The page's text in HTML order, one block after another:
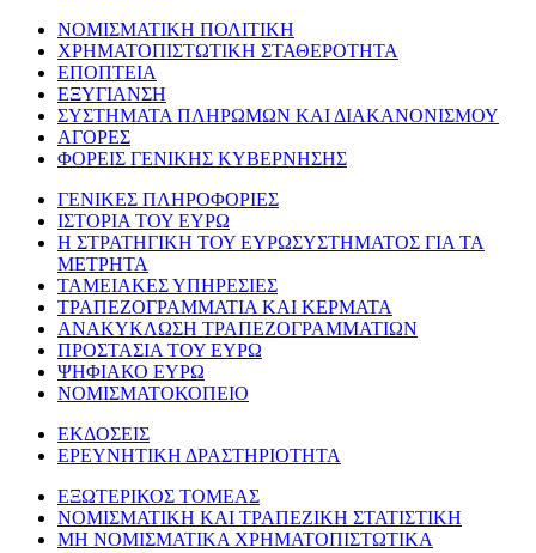
ΝΟΜΙΣΜΑΤΙΚΗ ΠΟΛΙΤΙΚΗ
ΧΡΗΜΑΤΟΠΙΣΤΩΤΙΚΗ ΣΤΑΘΕΡΟΤΗΤΑ
ΕΠΟΠΤΕΙΑ
ΕΞΥΓΙΑΝΣΗ
ΣΥΣΤΗΜΑΤΑ ΠΛΗΡΩΜΩΝ ΚΑΙ ΔΙΑΚΑΝΟΝΙΣΜΟΥ
ΑΓΟΡΕΣ
ΦΟΡΕΙΣ ΓΕΝΙΚΗΣ ΚΥΒΕΡΝΗΣΗΣ
ΓΕΝΙΚΕΣ ΠΛΗΡΟΦΟΡΙΕΣ
ΙΣΤΟΡΙΑ ΤΟΥ ΕΥΡΩ
Η ΣΤΡΑΤΗΓΙΚΗ ΤΟΥ ΕΥΡΩΣΥΣΤΗΜΑΤΟΣ ΓΙΑ ΤΑ
ΜΕΤΡΗΤΑ
ΤΑΜΕΙΑΚΕΣ ΥΠΗΡΕΣΙΕΣ
ΤΡΑΠΕΖΟΓΡΑΜΜΑΤΙΑ ΚΑΙ ΚΕΡΜΑΤΑ
ΑΝΑΚΥΚΛΩΣΗ ΤΡΑΠΕΖΟΓΡΑΜΜΑΤΙΩΝ
ΠΡΟΣΤΑΣΙΑ ΤΟΥ ΕΥΡΩ
ΨΗΦΙΑΚΟ ΕΥΡΩ
ΝΟΜΙΣΜΑΤΟΚΟΠΕΙΟ
ΕΚΔΟΣΕΙΣ
ΕΡΕΥΝΗΤΙΚΗ ΔΡΑΣΤΗΡΙΟΤΗΤΑ
ΕΞΩΤΕΡΙΚΟΣ ΤΟΜΕΑΣ
ΝΟΜΙΣΜΑΤΙΚΗ ΚΑΙ ΤΡΑΠΕΖΙΚΗ ΣΤΑΤΙΣΤΙΚΗ
ΜΗ ΝΟΜΙΣΜΑΤΙΚΑ ΧΡΗΜΑΤΟΠΙΣΤΩΤΙΚΑ